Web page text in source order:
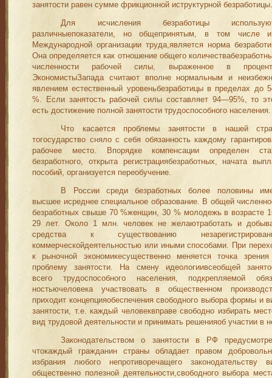
занятости равен сумме фрикционной иструктурной безработицы.
Для исчисления безработицы
различныепоказатели, но общепринятым, в том числе
Международной организации труда,является норма
Она определяется как отношение обще­го
численности рабочей силы, выраженное в
ЭкономистыЗапада считают вполне нормальным и
явлением естественный уровеньбезработицы в пределах до
%. Если занятость рабочей силы составляет 94—95%, то
есть достижение полной занятости трудоспособного населения.
Что касается проблемы занятости в нашей
тогосударст­во сняло с себя обязанность каждому
рабочее место. Впорядке компенсации определен
безработного, открыта регистрациябезработных, начата
пособий, организуется переобучение.
В России среди безработных более половины
высшее исреднее специальное образование. В общей
безработных свыше 70 %женщин, 30 % молодежь в возрасте
29 лет. Около 1 млн. человек не желаютработать и
средства к существо­ванию
коммерческойдеятельностью или иными способами. При
к рыночной экономикесущественно меняется точка
проблему занятости. На смену идеологиивсеобщей
всего трудоспособного населения, подкрепляемой
ностьючеловека участвовать в общественном
приходит концепцияобеспечения свободного выбора формы и
занятости, т.е. каждый человеквправе свободно избирать
вид трудовой деятельности и принимать решенияоб участии в
Законодательством о занятости в РФ
чтокаждый гражданин страны обладает правом
избрания любого непротиворечащего законодательству
общественно полезной деятельности,свободного выбора